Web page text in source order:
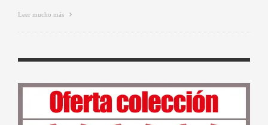
Leer mucho más